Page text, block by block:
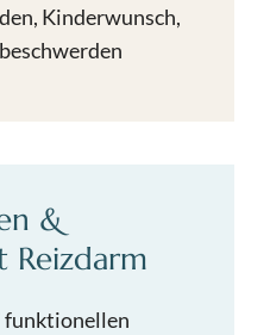
Kinderwunsch,
&
Reizdarm
funktionellen